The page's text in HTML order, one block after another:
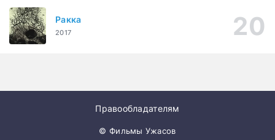
Ракка
2017
Правообладателям
© Фильмы Ужасов